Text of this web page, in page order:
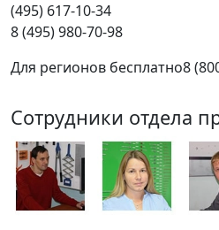
(495) 617-10-34
8 (495) 980-70-98
Для регионов бесплатно8
Сотрудники отдела